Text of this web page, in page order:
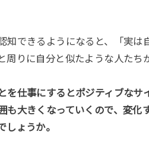
知できるようになると、「実は
周りに自分と似たような人たち
を仕事にするとポジティブな
も大きくなっていくので、変
しょうか。